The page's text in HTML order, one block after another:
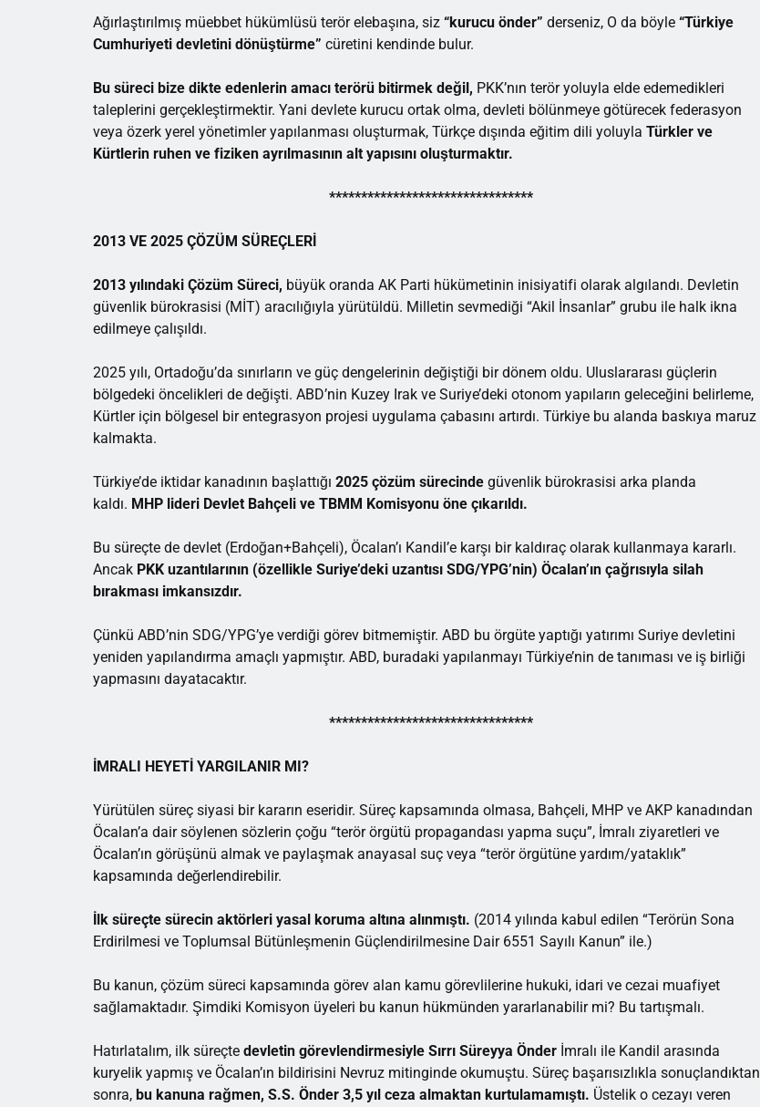
Ağırlaştırılmış müebbet hükümlüsü terör elebaşına, siz “kurucu önder” derseniz, O da böyle “Türkiye
Cumhuriyeti devletini dönüştürme” cüretini kendinde bulur.
Bu süreci bize dikte edenlerin amacı terörü bitirmek değil, PKK’nın terör yoluyla elde edemedikleri
taleplerini gerçekleştirmektir. Yani devlete kurucu ortak olma, devleti bölünmeye götürecek federasyon
veya özerk yerel yönetimler yapılanması oluşturmak, Türkçe dışında eğitim dili yoluyla Türkler ve
Kürtlerin ruhen ve fiziken ayrılmasının alt yapısını oluşturmaktır.
********************************
2013 VE 2025 ÇÖZÜM SÜREÇLERİ
2013 yılındaki Çözüm Süreci, büyük oranda AK Parti hükümetinin inisiyatifi olarak algılandı. Devletin
güvenlik bürokrasisi (MİT) aracılığıyla yürütüldü. Milletin sevmediği “Akil İnsanlar” grubu ile halk ikna
edilmeye çalışıldı.
2025 yılı, Ortadoğu’da sınırların ve güç dengelerinin değiştiği bir dönem oldu. Uluslararası güçlerin
bölgedeki öncelikleri de değişti. ABD’nin Kuzey Irak ve Suriye’deki otonom yapıların geleceğini belirleme,
Kürtler için bölgesel bir entegrasyon projesi uygulama çabasını artırdı. Türkiye bu alanda baskıya maruz
kalmakta.
Türkiye’de iktidar kanadının başlattığı 2025 çözüm sürecinde güvenlik bürokrasisi arka planda
kaldı. MHP lideri Devlet Bahçeli ve TBMM Komisyonu öne çıkarıldı.
Bu süreçte de devlet (Erdoğan+Bahçeli), Öcalan’ı Kandil’e karşı bir kaldıraç olarak kullanmaya kararlı.
Ancak PKK uzantılarının (özellikle Suriye’deki uzantısı SDG/YPG’nin) Öcalan’ın çağrısıyla silah
bırakması imkansızdır.
Çünkü ABD’nin SDG/YPG’ye verdiği görev bitmemiştir. ABD bu örgüte yaptığı yatırımı Suriye devletini
yeniden yapılandırma amaçlı yapmıştır. ABD, buradaki yapılanmayı Türkiye’nin de tanıması ve iş birliği
yapmasını dayatacaktır.
********************************
İMRALI HEYETİ YARGILANIR MI?
Yürütülen süreç siyasi bir kararın eseridir. Süreç kapsamında olmasa, Bahçeli, MHP ve AKP kanadından
Öcalan’a dair söylenen sözlerin çoğu “terör örgütü propagandası yapma suçu”, İmralı ziyaretleri ve
Öcalan’ın görüşünü almak ve paylaşmak anayasal suç veya “terör örgütüne yardım/yataklık”
kapsamında değerlendirebilir.
İlk süreçte sürecin aktörleri yasal koruma altına alınmıştı. (2014 yılında kabul edilen “Terörün Sona
Erdirilmesi ve Toplumsal Bütünleşmenin Güçlendirilmesine Dair 6551 Sayılı Kanun” ile.)
Bu kanun, çözüm süreci kapsamında görev alan kamu görevlilerine hukuki, idari ve cezai muafiyet
sağlamaktadır. Şimdiki Komisyon üyeleri bu kanun hükmünden yararlanabilir mi? Bu tartışmalı.
Hatırlatalım, ilk süreçte devletin görevlendirmesiyle Sırrı Süreyya Önder İmralı ile Kandil arasında
kuryelik yapmış ve Öcalan’ın bildirisini Nevruz mitinginde okumuştu. Süreç başarısızlıkla sonuçlandıktan
sonra, bu kanuna rağmen, S.S. Önder 3,5 yıl ceza almaktan kurtulamamıştı. Üstelik o cezayı veren